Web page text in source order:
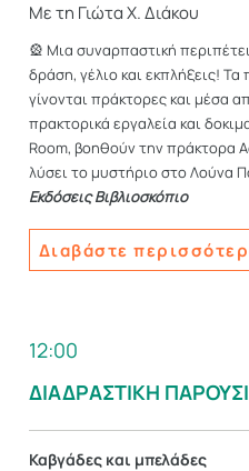
Με τη Γιώτα Χ. Διάκου
🎡 Μια συναρπαστική
δράση, γέλιο και εκπλήξεις! Τα
γίνονται πράκτορες και μέσα
πρακτορικά εργαλεία και
Room, βοηθούν την πράκτορα
λύσει το μυστήριο στο Λούνα
Εκδόσεις Βιβλιοσκόπιο
Διαβάστε
12:00
ΔΙΑΔΡΑΣΤΙΚΗ
Καβγάδες και μπελάδες